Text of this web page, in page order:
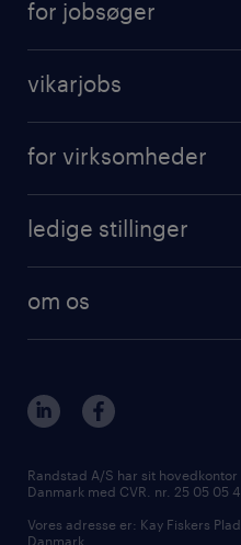
for jobsøger
vikarjobs
for virksomheder
ledige stillinger
om os
Randstad A/S har sit
Danmark med CVR. nr. 25 05 05
Vores adresse er: Kay Fiskers
Danmark.